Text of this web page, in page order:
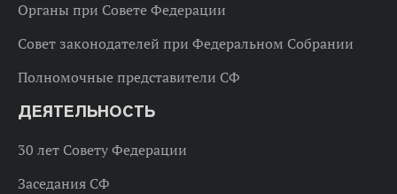
Органы при Совете Федерации
Совет законодателей при Федеральном Собрании
Полномочные представители СФ
ДЕЯТЕЛЬНОСТЬ
30 лет Совету Федерации
Заседания СФ